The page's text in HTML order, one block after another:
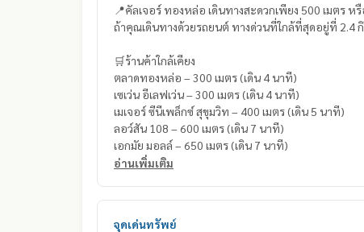
📍คัลเจอร์ ทองหล่อ เดินทางสะดวกเพียง 500 เมตร
ถ้าคุณเดินทางด้วยรถยนต์ ทางด่วนที่ใกล้ที่สุดอยู่ที่ 2.4 กิ
🛒ร้านค้าใกล้เคียง
ตลาดทองหล่อ – 300 เมตร (เดิน 4 นาที)
เซเว่น อีเลฟเว่น – 300 เมตร (เดิน 4 นาที)
เมเจอร์ ซีนีเพล็กซ์ สุขุมวิท – 400 เมตร (เดิน 5 นาที)
ลอว์สัน 108 – 600 เมตร (เดิน 7 นาที)
เอกมัย มอลล์ – 650 เมตร (เดิน 7 นาที)
อ่านเพิ่มเติม
จุดเด่นทรัพย์